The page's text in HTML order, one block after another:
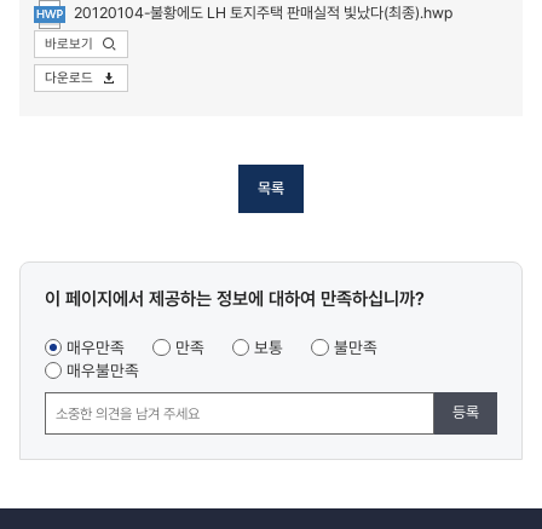
첨부파일
20120104-불황에도 LH 토지주택 판매실적 빛났다(최종).hwp
바로보기
다운로드
목록
콘텐츠
조사
이 페이지에서 제공하는 정보에 대하여 만족하십니까?
매우만족 만족 보통
불만족
매우불만족
등록